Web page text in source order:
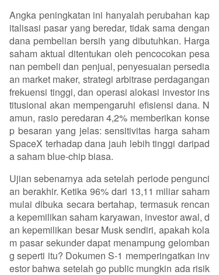
Angka peningkatan ini hanyalah perubahan kap
italisasi pasar yang beredar, tidak sama dengan
dana pembelian bersih yang dibutuhkan. Harga
saham aktual ditentukan oleh pencocokan pesa
nan pembeli dan penjual, penyesuaian persedia
an market maker, strategi arbitrase perdagangan
frekuensi tinggi, dan operasi alokasi investor ins
titusional akan mempengaruhi efisiensi dana. N
amun, rasio peredaran 4,2% memberikan konse
p besaran yang jelas: sensitivitas harga saham
SpaceX terhadap dana jauh lebih tinggi daripad
a saham blue-chip biasa.
Ujian sebenarnya ada setelah periode pengunci
an berakhir. Ketika 96% dari 13,11 miliar saham
mulai dibuka secara bertahap, termasuk rencan
a kepemilikan saham karyawan, investor awal, d
an kepemilikan besar Musk sendiri, apakah kola
m pasar sekunder dapat menampung gelomban
g seperti itu? Dokumen S-1 memperingatkan inv
estor bahwa setelah go public mungkin ada risik